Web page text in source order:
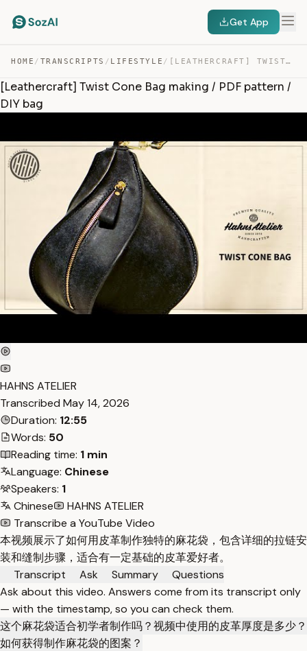
Get App
HOME / TRANSCRIPTS / LIFESTYLE / [LEATHERCRAFT] TWIST CONE BAG MAKING / PDF PATTERN / DI… — TRANSCRIPT
[Leathercraft] Twist Cone Bag making / PDF pattern /
DIY bag
HAHNS ATELIER
Transcribed May 14, 2026
Duration: 12:55
Words: 50
Reading time: 1 min
Language: Chinese
Speakers: 1
Chinese
HAHNS ATELIER
Transcribe a YouTube Video
本视频展示了如何用皮革制作独特的麻花袋，包含详细的拉链安
装和缝制步骤，适合有一定基础的皮革爱好者。
Transcript
Ask Summary
Questions
Ask about this video. Answers come from its transcript only
— with the timestamp, so you can check them.
这个麻花袋适合初学者制作吗？视频中使用的皮革厚度是多少？
如何获得制作麻花袋的图案？